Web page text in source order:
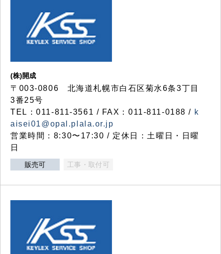
(株)開成
〒003-0806 北海道札幌市白石区菊水6条3丁目
3番25号
TEL：011-811-3561 / FAX：011-811-0188 / k
aisei01@opal.plala.or.jp
営業時間：8:30〜17:30 / 定休日：土曜日・日曜
日
販売可 工事・取付可